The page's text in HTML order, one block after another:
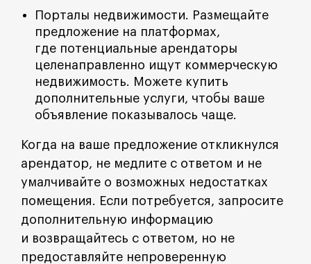
Порталы недвижимости. Размещайте
предложение на платформах,
где потенциальные арендаторы
целенаправленно ищут коммерческую
недвижимость. Можете купить
дополнительные услуги, чтобы ваше
объявление показывалось чаще.
Когда на ваше предложение откликнулся
арендатор, не медлите с ответом и не
умалчивайте о возможных недостатках
помещения. Если потребуется, запросите
дополнительную информацию
и возвращайтесь с ответом, но не
предоставляйте непроверенную